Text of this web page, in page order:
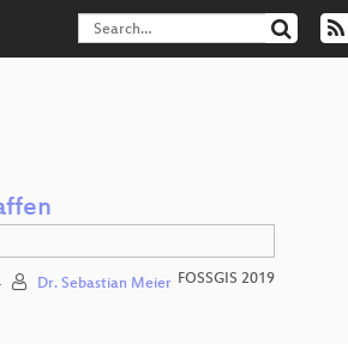
Dr. Sebastian Meier FOSSGIS 2019